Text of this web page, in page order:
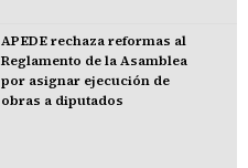
APEDE rechaza reformas al
Reglamento de la Asamblea
por asignar ejecución de
obras a diputados